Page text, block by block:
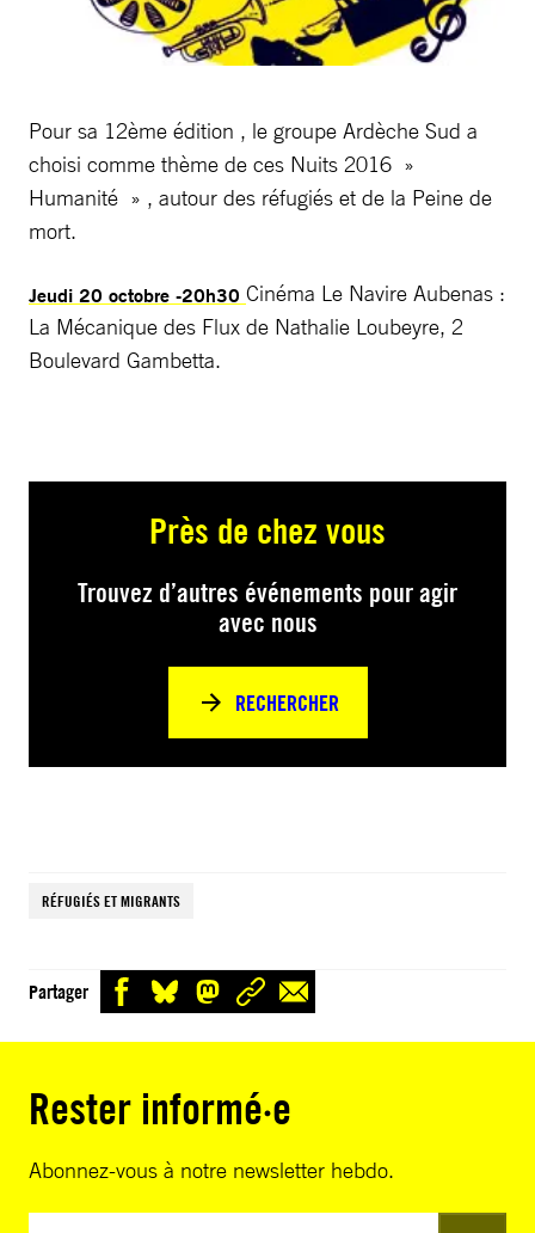
Pour sa 12ème édition , le groupe Ardèche Sud a
choisi comme thème de ces Nuits 2016 »
Humanité » , autour des réfugiés et de la Peine de
mort.
Jeudi 20 octobre -20h30 Cinéma Le Navire Aubenas :
La Mécanique des Flux de Nathalie Loubeyre, 2
Boulevard Gambetta.
Près de chez vous
Trouvez d’autres événements pour agir
avec nous
RECHERCHER
RÉFUGIÉS ET MIGRANTS
Partager
Rester informé·e
Abonnez-vous à notre newsletter hebdo.